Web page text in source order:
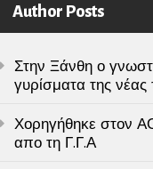
Author Posts
Στην Ξάνθη ο
γυρίσματα της νέας
Χορηγήθηκε στον
απο τη Γ.Γ.Α